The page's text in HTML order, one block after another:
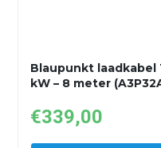
Blaupunkt laadkabel
kW – 8 meter
€339,00